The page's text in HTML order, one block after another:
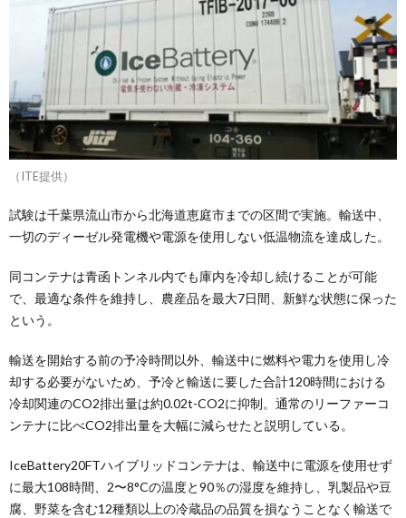
（ITE提供）
試験は千葉県流山市から北海道恵庭市までの区間で実施。輸送中、
一切のディーゼル発電機や電源を使用しない低温物流を達成した。
同コンテナは青函トンネル内でも庫内を冷却し続けることが可能
で、最適な条件を維持し、農産品を最大7日間、新鮮な状態に保った
という。
輸送を開始する前の予冷時間以外、輸送中に燃料や電力を使用し冷
却する必要がないため、予冷と輸送に要した合計120時間における
冷却関連のCO2排出量は約0.02t-CO2に抑制。通常のリーファーコ
ンテナに比べCO2排出量を大幅に減らせたと説明している。
IceBattery20FTハイブリッドコンテナは、輸送中に電源を使用せず
に最大108時間、2〜8°Cの温度と90％の湿度を維持し、乳製品や豆
腐、野菜を含む12種類以上の冷蔵品の品質を損なうことなく輸送で